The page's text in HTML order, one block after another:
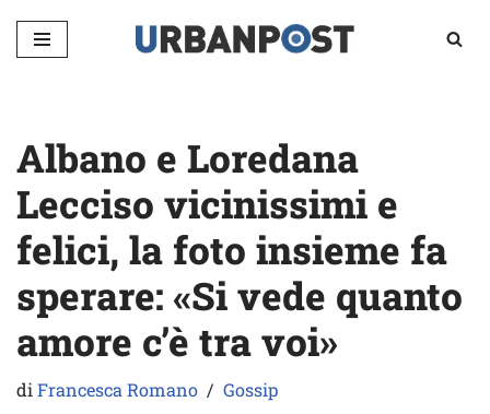
Vai
Albano e Loredana
Lecciso vicinissimi e
felici, la foto insieme fa
sperare: «Si vede quanto
amore c’è tra voi»
diFrancesca Romano Gossip